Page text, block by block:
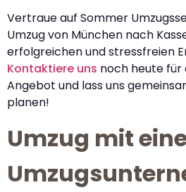
Vertraue auf Sommer
Umzug von München nach
erfolgreichen und stressfreien
Kontaktiere uns noch heute für
Angebot und lass uns
planen!
Umzug mit